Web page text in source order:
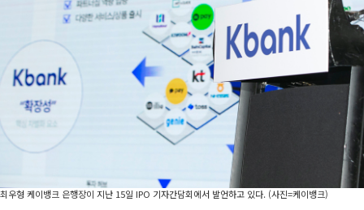
최우형 케이뱅크 은행장이 지난 15일 IPO 기자간담회에서 발언하고 있다. (사진=케이뱅크)